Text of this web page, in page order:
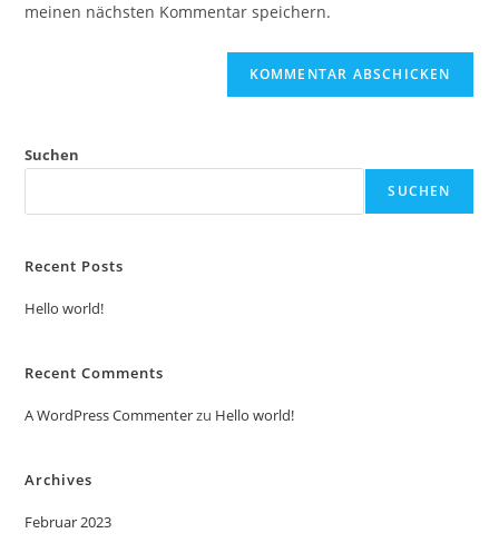
ein
meinen nächsten Kommentar speichern.
Suchen
SUCHEN
Recent Posts
Hello world!
Recent Comments
A WordPress Commenterzu Hello world!
Archives
Februar 2023